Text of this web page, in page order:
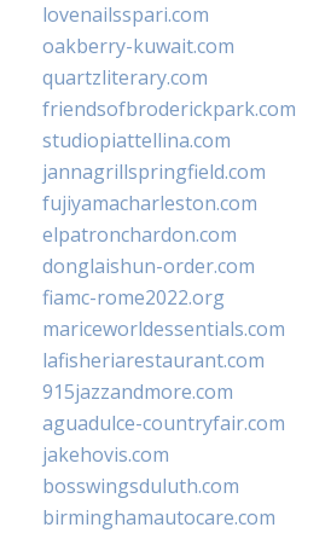
lovenailsspari.com
oakberry-kuwait.com
quartzliterary.com
friendsofbroderickpark.com
studiopiattellina.com
jannagrillspringfield.com
fujiyamacharleston.com
elpatronchardon.com
donglaishun-order.com
fiamc-rome2022.org
mariceworldessentials.com
lafisheriarestaurant.com
915jazzandmore.com
aguadulce-countryfair.com
jakehovis.com
bosswingsduluth.com
birminghamautocare.com